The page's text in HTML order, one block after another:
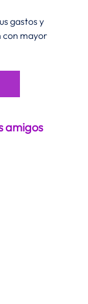
gastos y
con mayor
amigos